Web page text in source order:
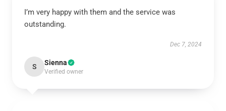
I’m very happy with them and the service was
outstanding.
Dec 7, 2024
S Sienna
Verified owner